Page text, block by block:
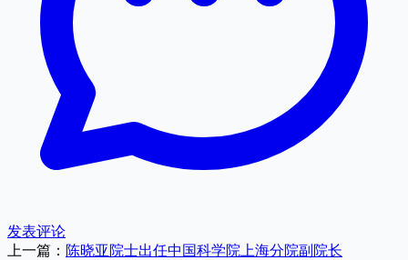
发表评论
上一篇： 陈晓亚院士出任中国科学院上海分院副院长